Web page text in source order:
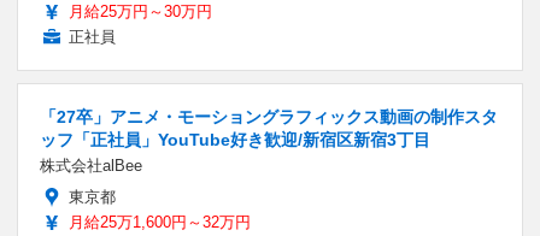
月給25万円～30万円
正社員
「27卒」アニメ・モーショングラフィックス動画の制作スタ
ッフ「正社員」YouTube好き歓迎/新宿区新宿3丁目
株式会社alBee
東京都
月給25万1,600円～32万円